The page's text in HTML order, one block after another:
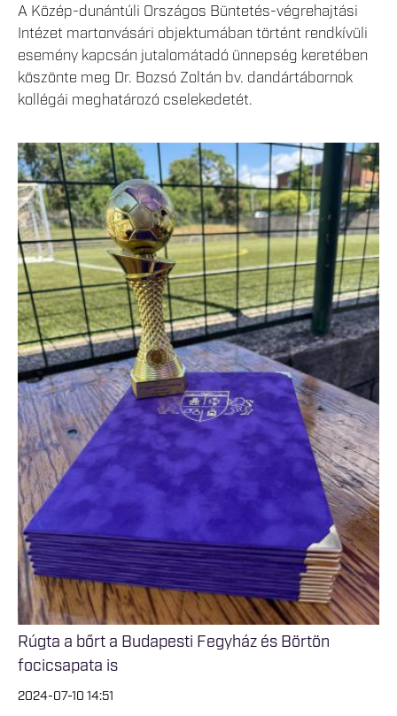
A Közép-dunántúli Országos Büntetés-végrehajtási
Intézet martonvásári objektumában történt rendkívüli
esemény kapcsán jutalomátadó ünnepség keretében
köszönte meg Dr. Bozsó Zoltán bv. dandártábornok
kollégái meghatározó cselekedetét.
Rúgta a bőrt a Budapesti Fegyház és Börtön
focicsapata is
2024-07-10 14:51